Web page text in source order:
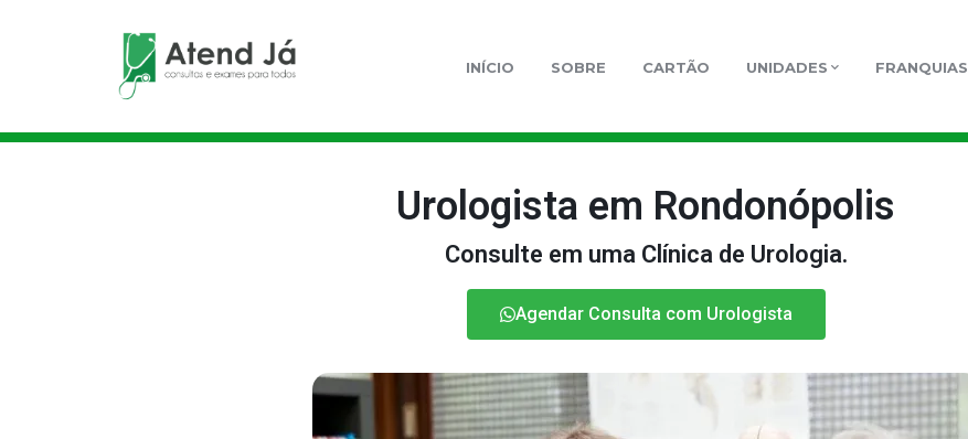
INÍCIO SOBRE CARTÃO UNIDADES FRANQUIAS
Urologista em Rondonópolis
Consulte em uma Clínica de Urologia.
Agendar Consulta com Urologista